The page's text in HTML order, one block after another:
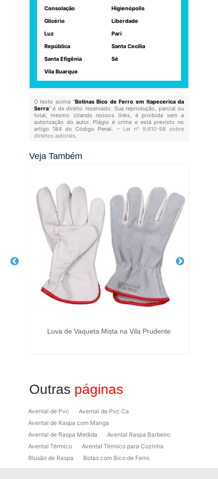
Consolação
Higienópolis
Glicério
Liberdade
Luz
Pari
República
Santa Cecília
Santa Efigênia
Sé
Vila Buarque
O texto acima "Botinas Bico de Ferro em Itapecerica da
Serra" é de direito reservado. Sua reprodução, parcial ou
total, mesmo citando nossos links, é proibida sem a
autorização do autor. Plágio é crime e está previsto no
artigo 184 do Código Penal. – Lei n° 9.610-98 sobre
direitos autorais.
Veja Também
Luva de Vaqueta Mista na Vila Prudente
Outras páginas
Avental de Pvc
Avental de Pvc Ca
Avental de Raspa com Manga
Avental de Raspa Medida
Avental Raspa Barbeiro
Avental Térmico
Avental Térmico para Cozinha
Blusão de Raspa
Botas com Bico de Ferro